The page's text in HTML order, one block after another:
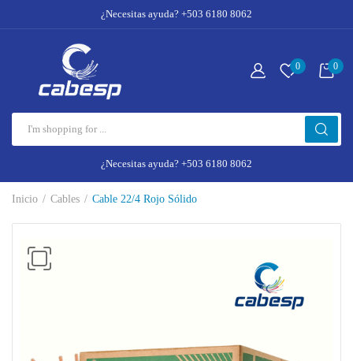
¿Necesitas ayuda? +503 6180 8062
0 0
¿Necesitas ayuda? +503 6180 8062
Inicio Cables Cable 22/4 Rojo Sólido